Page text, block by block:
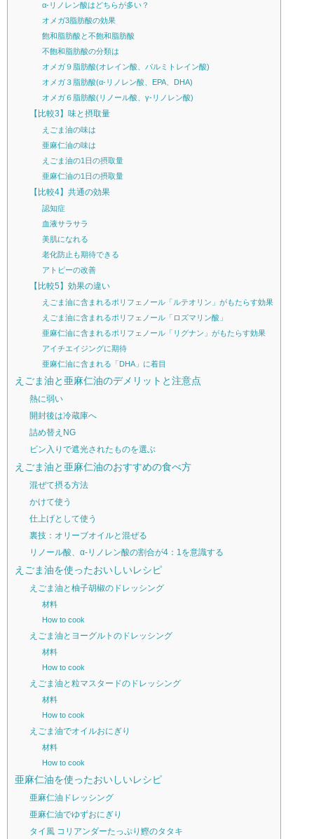
α-リノレン酸はどちらが多い？
オメガ3脂肪酸の効果
飽和脂肪酸と不飽和脂肪酸
不飽和脂肪酸の分類は
オメガ９脂肪酸(オレイン酸、パルミトレイン酸)
オメガ３脂肪酸(α-リノレン酸、EPA、DHA)
オメガ６脂肪酸(リノール酸、γ-リノレン酸)
【比較3】味と摂取量
えごま油の味は
亜麻仁油の味は
えごま油の1日の摂取量
亜麻仁油の1日の摂取量
【比較4】共通の効果
認知症
血液サラサラ
美肌になれる
老化防止も期待できる
アトピーの改善
【比較5】効果の違い
えごま油に含まれるポリフェノール「ルテオリン」がもたらす効果
えごま油に含まれるポリフェノール「ロズマリン酸」
亜麻仁油に含まれるポリフェノール「リグナン」がもたらす効果
アイチエイジングに期待
亜麻仁油に含まれる「DHA」に着目
えごま油と亜麻仁油のデメリットと注意点
熱に弱い
開封後は冷蔵庫へ
詰め替えNG
ビン入りで遮光されたものを選ぶ
えごま油と亜麻仁油のおすすめの食べ方
混ぜて摂る方法
かけて使う
仕上げとして使う
裏技：オリーブオイルと混ぜる
リノール酸、α-リノレン酸の割合が4：1を意識する
えごま油を使ったおいしいレシピ
えごま油と柚子胡椒のドレッシング
材料
How to cook
えごま油とヨーグルトのドレッシング
材料
How to cook
えごま油と粒マスタードのドレッシング
材料
How to cook
えごま油でオイルおにぎり
材料
How to cook
亜麻仁油を使ったおいしいレシピ
亜麻仁油ドレッシング
亜麻仁油でゆずおにぎり
タイ風 コリアンダーたっぷり鰹のタタキ